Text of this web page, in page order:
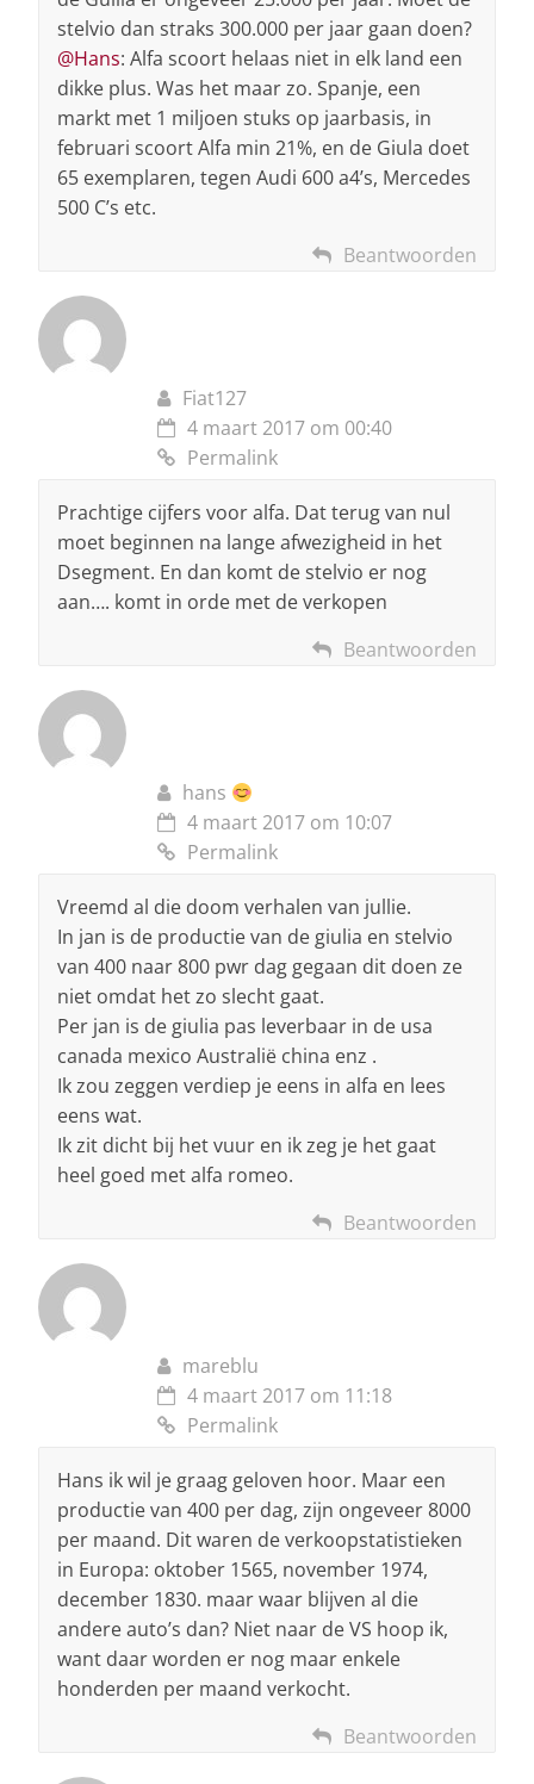
stelvio dan straks 300.000 per jaar gaan doen?
@Hans: Alfa scoort helaas niet in elk land een
dikke plus. Was het maar zo. Spanje, een
markt met 1 miljoen stuks op jaarbasis, in
februari scoort Alfa min 21%, en de Giula doet
65 exemplaren, tegen Audi 600 a4’s, Mercedes
500 C’s etc.
Beantwoorden
Fiat127
4 maart 2017 om 00:40
Permalink
Prachtige cijfers voor alfa. Dat terug van nul
moet beginnen na lange afwezigheid in het
Dsegment. En dan komt de stelvio er nog
aan…. komt in orde met de verkopen
Beantwoorden
hans
4 maart 2017 om 10:07
Permalink
Vreemd al die doom verhalen van jullie.
In jan is de productie van de giulia en stelvio
van 400 naar 800 pwr dag gegaan dit doen ze
niet omdat het zo slecht gaat.
Per jan is de giulia pas leverbaar in de usa
canada mexico Australië china enz .
Ik zou zeggen verdiep je eens in alfa en lees
eens wat.
Ik zit dicht bij het vuur en ik zeg je het gaat
heel goed met alfa romeo.
Beantwoorden
mareblu
4 maart 2017 om 11:18
Permalink
Hans ik wil je graag geloven hoor. Maar een
productie van 400 per dag, zijn ongeveer 8000
per maand. Dit waren de verkoopstatistieken
in Europa: oktober 1565, november 1974,
december 1830. maar waar blijven al die
andere auto’s dan? Niet naar de VS hoop ik,
want daar worden er nog maar enkele
honderden per maand verkocht.
Beantwoorden